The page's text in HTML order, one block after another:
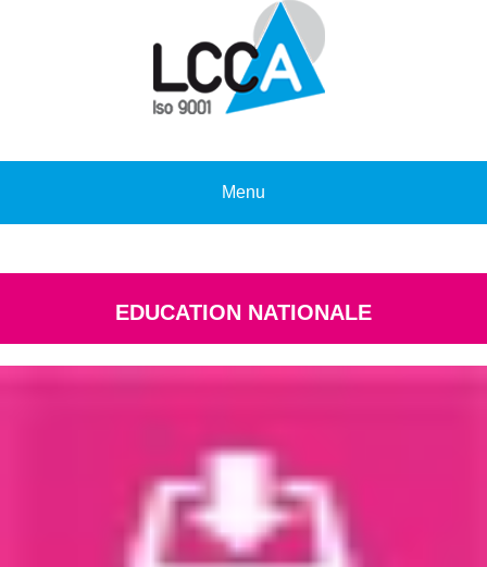
Menu
EDUCATION NATIONALE